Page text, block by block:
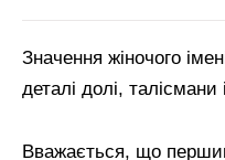
Значення жіночого
деталі долі, талісмани
Вважається, що